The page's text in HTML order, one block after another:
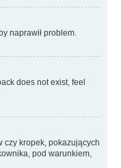
naprawił problem.
does not exist, feel
czy kropek, pokazujących
pod warunkiem,